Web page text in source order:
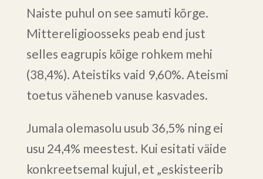
Naiste puhul on see samuti kõrge.
Mittereligioosseks peab end just
selles eagrupis kõige rohkem mehi
(38,4%). Ateistiks vaid 9,60%. Ateismi
toetus väheneb vanuse kasvades.
Jumala olemasolu usub 36,5% ning ei
usu 24,4% meestest. Kui esitati väide
konkreetsemal kujul, et „eskisteerib